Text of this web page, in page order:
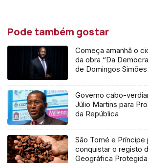
Pode também gostar
Começa amanhã o
da obra “Da
de Domingos
Governo cabo-
Júlio Martins para
da República
São Tomé e Príncipe
conquistar o registo
Geográfica Protegida